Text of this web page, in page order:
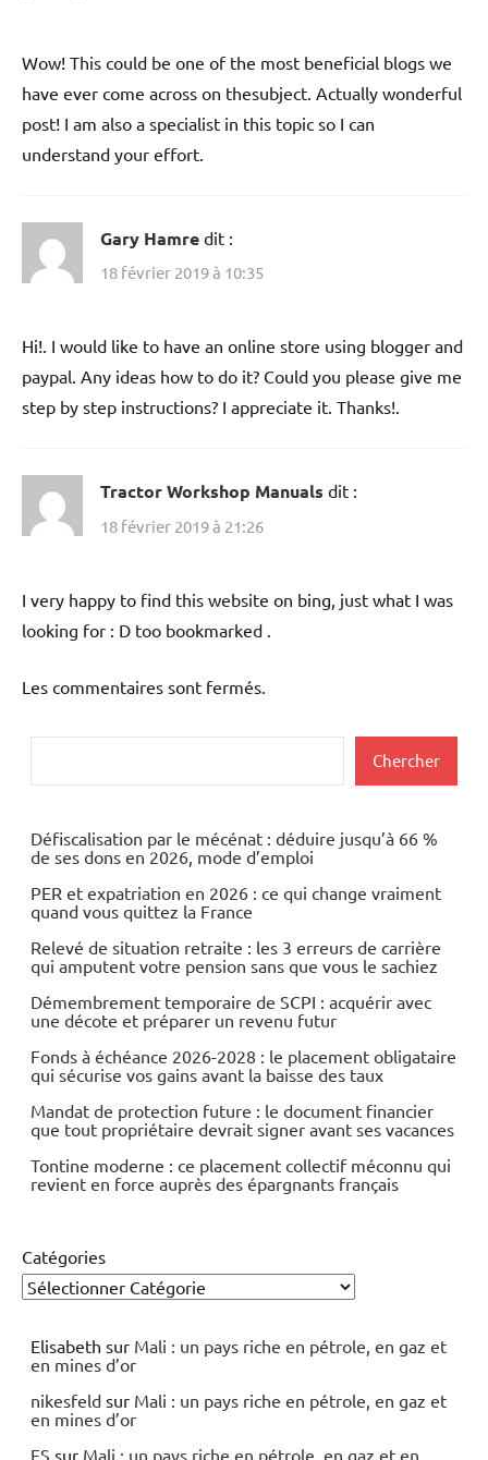
Wow! This could be one of the most beneficial blogs we
have ever come across on thesubject. Actually wonderful
post! I am also a specialist in this topic so I can
understand your effort.
Gary Hamre dit :
18 février 2019 à 10:35
Hi!. I would like to have an online store using blogger and
paypal. Any ideas how to do it? Could you please give me
step by step instructions? I appreciate it. Thanks!.
Tractor Workshop Manuals dit :
18 février 2019 à 21:26
I very happy to find this website on bing, just what I was
looking for : D too bookmarked .
Les commentaires sont fermés.
Chercher
Défiscalisation par le mécénat : déduire jusqu’à 66 %
de ses dons en 2026, mode d’emploi
PER et expatriation en 2026 : ce qui change vraiment
quand vous quittez la France
Relevé de situation retraite : les 3 erreurs de carrière
qui amputent votre pension sans que vous le sachiez
Démembrement temporaire de SCPI : acquérir avec
une décote et préparer un revenu futur
Fonds à échéance 2026-2028 : le placement obligataire
qui sécurise vos gains avant la baisse des taux
Mandat de protection future : le document financier
que tout propriétaire devrait signer avant ses vacances
Tontine moderne : ce placement collectif méconnu qui
revient en force auprès des épargnants français
Catégories
Elisabeth sur Mali : un pays riche en pétrole, en gaz et
en mines d’or
nikesfeld sur Mali : un pays riche en pétrole, en gaz et
en mines d’or
ES sur Mali : un pays riche en pétrole, en gaz et en